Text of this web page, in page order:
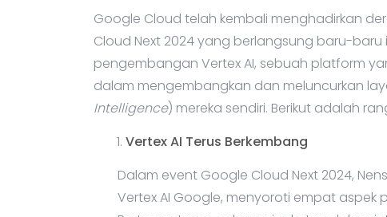
Google Cloud telah kembali menghadirkan
Cloud Next 2024 yang berlangsung baru-
pengembangan Vertex AI, sebuah platform
dalam mengembangkan dan meluncurkan
Intelligence) mereka sendiri. Berikut adalah
Vertex AI Terus Berkembang
Dalam event Google Cloud Next 2024,
Vertex AI Google, menyoroti empat aspek